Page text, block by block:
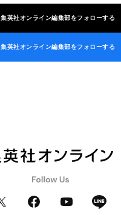
集英社オンライン編集部をフォローする
集英社オンライン編集部をフォローする